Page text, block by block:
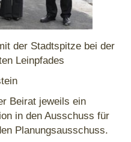
der Stadtspitze bei der
Leinpfades
Beirat jeweils ein
in den Ausschuss für
Planungsausschuss.